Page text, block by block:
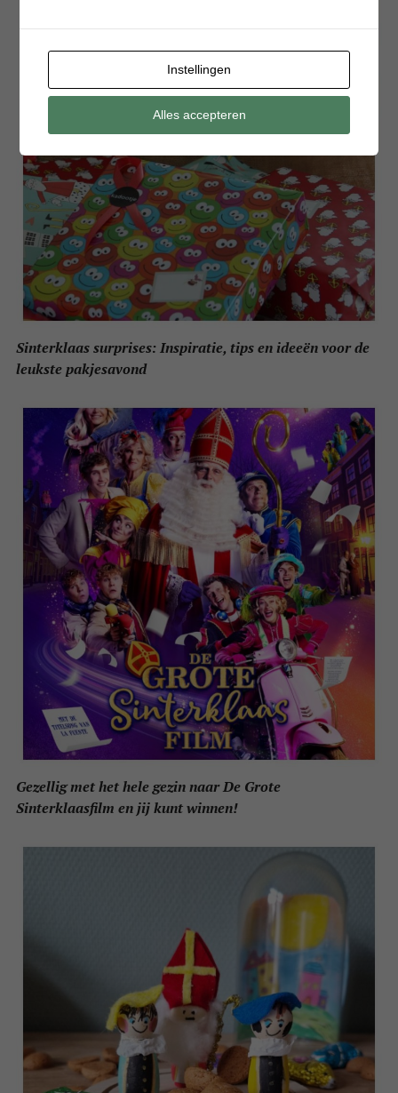
Sinterklaas surprises: Inspiratie, tips en ideeën voor de
leukste pakjesavond
Gezellig met het hele gezin naar De Grote
Sinterklaasfilm en jij kunt winnen!
Instellingen
Alles accepteren